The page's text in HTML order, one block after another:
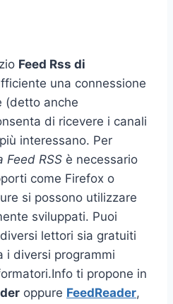
Feed Rss di
una connessione
(detto anche
di ricevere i canali
interessano. Per
Feed RSS è necessario
come Firefox o
si possono utilizzare
sviluppati. Puoi
lettori sia gratuiti
i diversi programmi
ti propone in
oppure FeedReader,